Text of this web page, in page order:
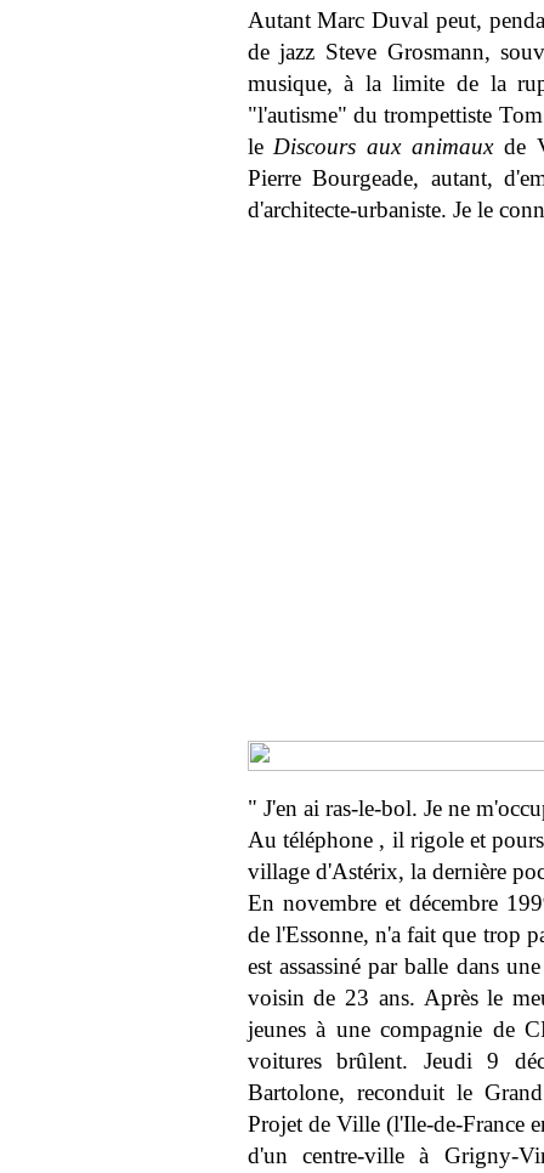
Autant Marc Duval peut,
de jazz Steve Grosmann,
musique, à la limite de la
"l'autisme" du trompettiste
le Discours aux animauxde
Pierre Bourgeade, autant,
d'architecte-urbaniste. Je le
" J'en ai ras-le-bol. Je ne
Au téléphone , il rigole et
village d'Astérix, la dernière
En novembre et décembre
de l'Essonne, n'a fait que trop
est assassiné par balle dans
voisin de 23 ans. Après le
jeunes à une compagnie de
voitures brûlent. Jeudi 9
Bartolone, reconduit le
Projet de Ville (l'Ile-de-France
d'un centre-ville à Grigny-